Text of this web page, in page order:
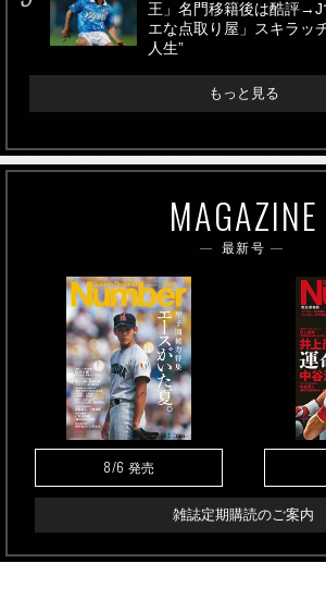
王」名門移籍後は酷評
エな点取り屋」スキラッ
人生”
もっと見る
MAGAZINE
最新号
8/6 発売
雑誌定期購読のご案内